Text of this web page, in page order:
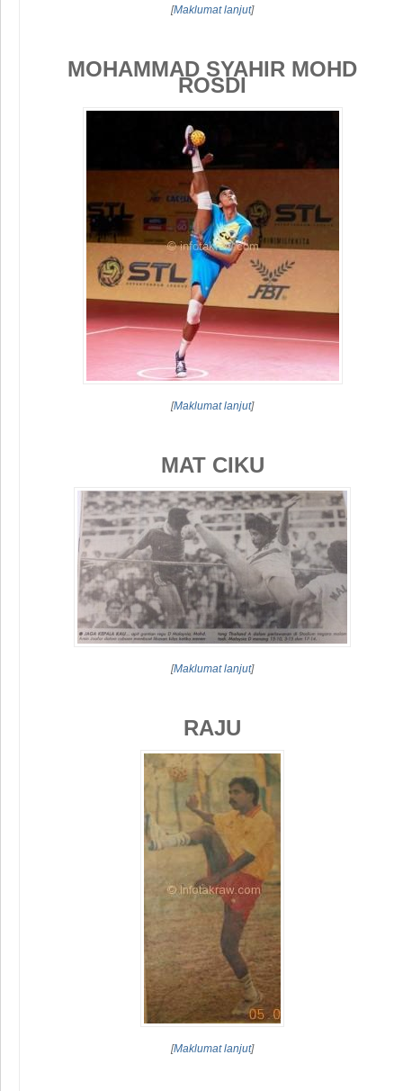
[Maklumat lanjut]
MOHAMMAD SYAHIR MOHD
ROSDI
[Maklumat lanjut]
MAT CIKU
[Maklumat lanjut]
RAJU
[Maklumat lanjut]